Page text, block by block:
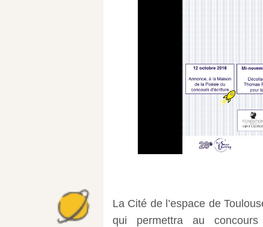
La Cité de l’espace de
qui permettra au